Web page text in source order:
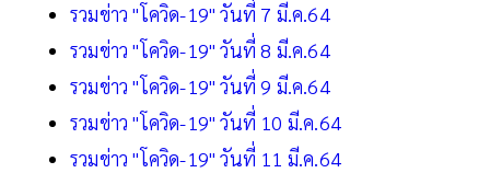
รวมข่าว "โควิด-19" วันที่ 7 มี.ค.64
รวมข่าว "โควิด-19" วันที่ 8 มี.ค.64
รวมข่าว "โควิด-19" วันที่ 9 มี.ค.64
รวมข่าว "โควิด-19" วันที่ 10 มี.ค.64
รวมข่าว "โควิด-19" วันที่ 11 มี.ค.64